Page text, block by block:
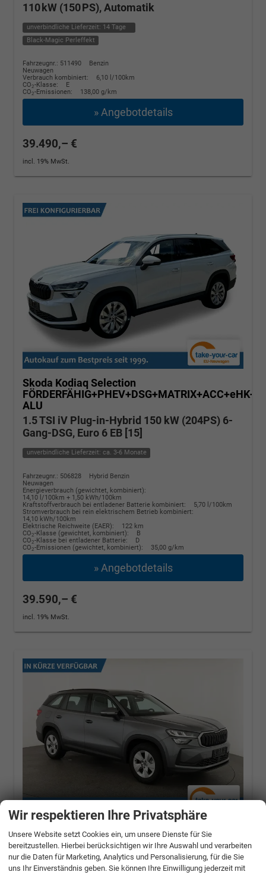
110 kW (150 PS), Automatik
unverbindliche Lieferzeit: 14 Tage
Black-Magic Perleffekt
Fahrzeugnr.: 511490
Benzin
Neuwagen
Verbrauch kombiniert:
6,10 l/100km
CO2-Klasse:
E
CO2-Emissionen: 138,00 g/km
» Angebotdetails
39.490,– €
incl. 19% MwSt.
Skoda Kodiaq Selection
ALU
1.5 TSI iV Plug-in-Hybrid 150 kW (204PS) 6-
Gang-DSG, Euro 6 EB [15]
unverbindliche Lieferzeit: ca. 3-6 Monate
Fahrzeugnr.: 506828
Hybrid Benzin
Neuwagen
Energieverbrauch (gewichtet, kombiniert):
14,10 l/100km + 1,50 kWh/100km
Kraftstoffverbrauch bei entladener Batterie kombiniert:
5,70 l/100km
Stromverbrauch bei rein elektrischem Betrieb kombiniert:
14,10 kWh/100km
Elektrische Reichweite (EAER):
122 km
CO2-Klasse (gewichtet, kombiniert):
B
CO2-Klasse bei entladener Batterie:
D
CO2-Emissionen (gewichtet, kombiniert): 35,00 g/km
» Angebotdetails
39.590,– €
incl. 19% MwSt.
Skoda Kodiaq
1.5 TSI mHEV 110 kW Selection
DSG Selection, AHK, Navi, Side, Kamera,
Winter, 4 J.- Garantie
110 kW (150 PS), Automatik, Frontantrieb
Wir respektieren Ihre Privatsphäre
Unsere Website setzt Cookies ein, um unsere Dienste für Sie
bereitzustellen. Hierbei berücksichtigen wir Ihre Auswahl und verarbeiten
nur die Daten für Marketing, Analytics und Personalisierung, für die Sie
uns Ihr Einverständnis geben. Sie können Ihre Einwilligung jederzeit mit